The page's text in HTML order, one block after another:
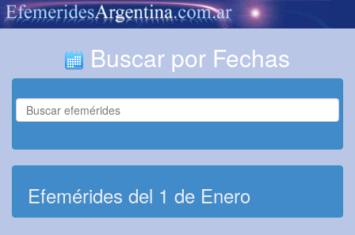
Buscar por Fechas
Efemérides del 1 de Enero